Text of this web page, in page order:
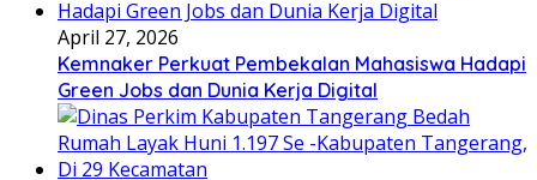
April 27, 2026
Kemnaker Perkuat Pembekalan Mahasiswa Hadapi
Green Jobs dan Dunia Kerja Digital